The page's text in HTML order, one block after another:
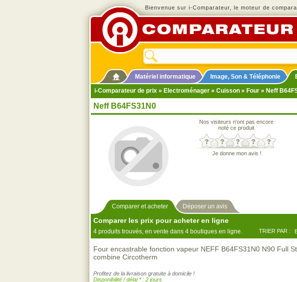
Bienvenue sur i-Comparateur, le moteur de
Matériel informatique Image, Son & Téléphonie
i-Comparateur de prix » Electroménager » Cuisson » Four » Neff
Neff B64FS31N0
Nos visiteurs n'ont pas encore
noté ce produit
Je donne mon avis !
Comparer et acheter Déposer un avis
Comparer les prix pour acheter en ligne
4 produits trouvés, en vente dans 4 boutiques en ligne. TRIER PAR :
Four encastrable fonction vapeur NEFF B64FS31N0 N90 Full
combine Circotherm
Profitez de la livraison gratuite à domicile !
Disponibilité / délai * : 2 jours